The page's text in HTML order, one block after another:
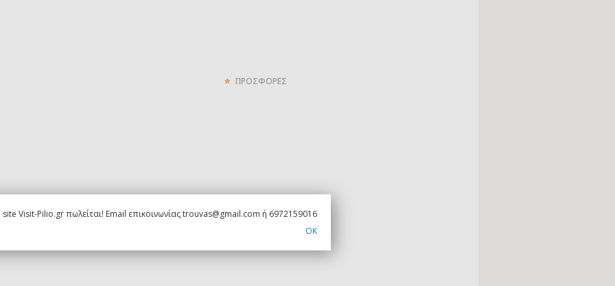
ΠΡΟΣΦΟΡΕΣ
site Visit-Pilio.gr πωλείται! Email επικοινωνίας trouvas@gmail.com ή 6972159016
OK